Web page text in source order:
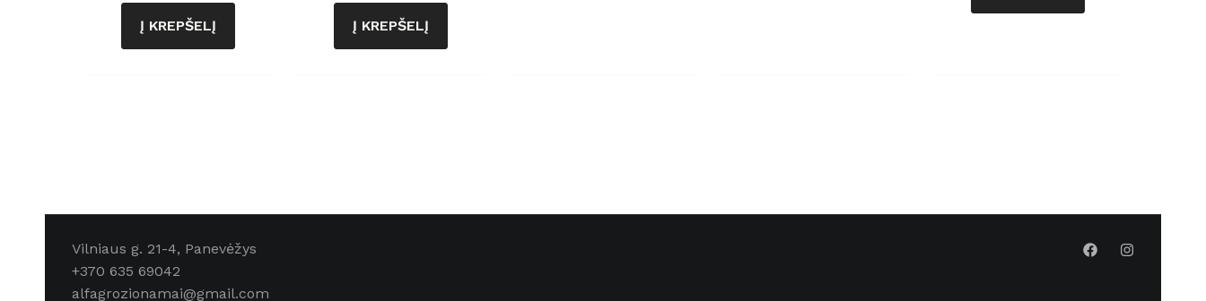
Į KREPŠELĮ Į KREPŠELĮ
Vilniaus g. 21-4, Panevėžys
+370 635 69042
alfagrozionamai@gmail.com